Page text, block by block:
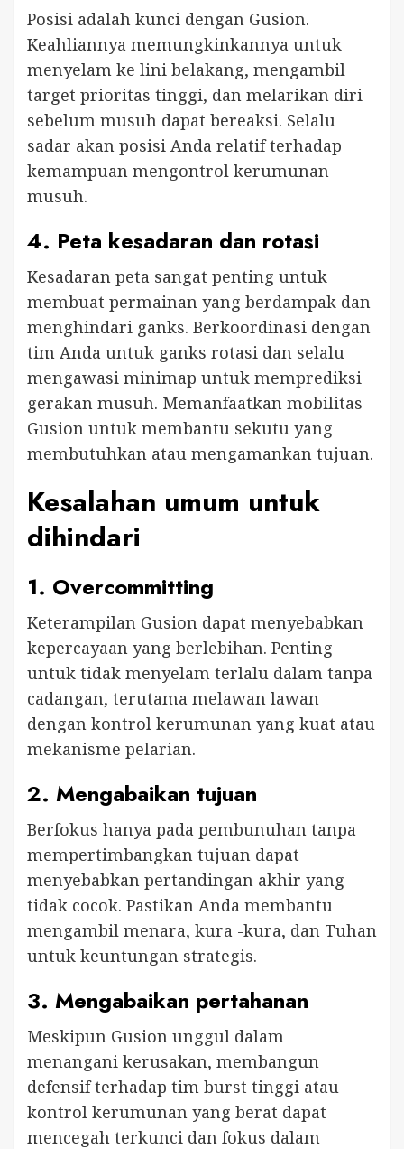
Posisi adalah kunci dengan Gusion.
Keahliannya memungkinkannya untuk
menyelam ke lini belakang, mengambil
target prioritas tinggi, dan melarikan diri
sebelum musuh dapat bereaksi. Selalu
sadar akan posisi Anda relatif terhadap
kemampuan mengontrol kerumunan
musuh.
4. Peta kesadaran dan rotasi
Kesadaran peta sangat penting untuk
membuat permainan yang berdampak dan
menghindari ganks. Berkoordinasi dengan
tim Anda untuk ganks rotasi dan selalu
mengawasi minimap untuk memprediksi
gerakan musuh. Memanfaatkan mobilitas
Gusion untuk membantu sekutu yang
membutuhkan atau mengamankan tujuan.
Kesalahan umum untuk
dihindari
1. Overcommitting
Keterampilan Gusion dapat menyebabkan
kepercayaan yang berlebihan. Penting
untuk tidak menyelam terlalu dalam tanpa
cadangan, terutama melawan lawan
dengan kontrol kerumunan yang kuat atau
mekanisme pelarian.
2. Mengabaikan tujuan
Berfokus hanya pada pembunuhan tanpa
mempertimbangkan tujuan dapat
menyebabkan pertandingan akhir yang
tidak cocok. Pastikan Anda membantu
mengambil menara, kura -kura, dan Tuhan
untuk keuntungan strategis.
3. Mengabaikan pertahanan
Meskipun Gusion unggul dalam
menangani kerusakan, membangun
defensif terhadap tim burst tinggi atau
kontrol kerumunan yang berat dapat
mencegah terkunci dan fokus dalam